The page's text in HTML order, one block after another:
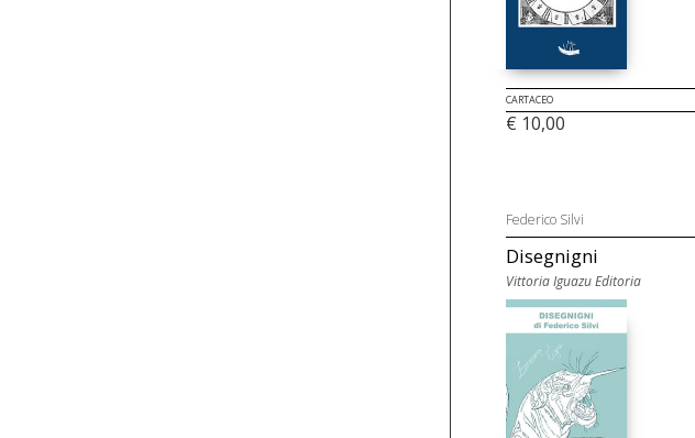
CARTACEO
€ 10,00
Federico Silvi
Disegnigni
Vittoria Iguazu Editoria